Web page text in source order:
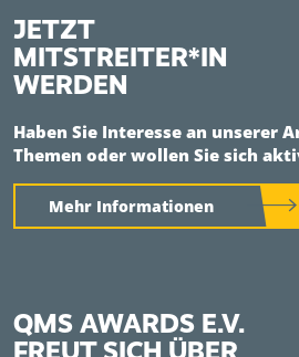
JETZT
MITSTREITER*IN
WERDEN
Haben Sie Interesse an unserer
Themen oder wollen Sie sich
Mehr Informationen
QMS AWARDS E.V.